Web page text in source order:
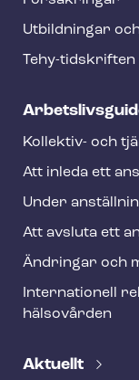
e
Utbildningar
Tehy-​tidskriften
Kollektiv- och
Att inleda ett
Under
Att avsluta ett
Ändringar och
Internationell
hälsovården
Aktuellt